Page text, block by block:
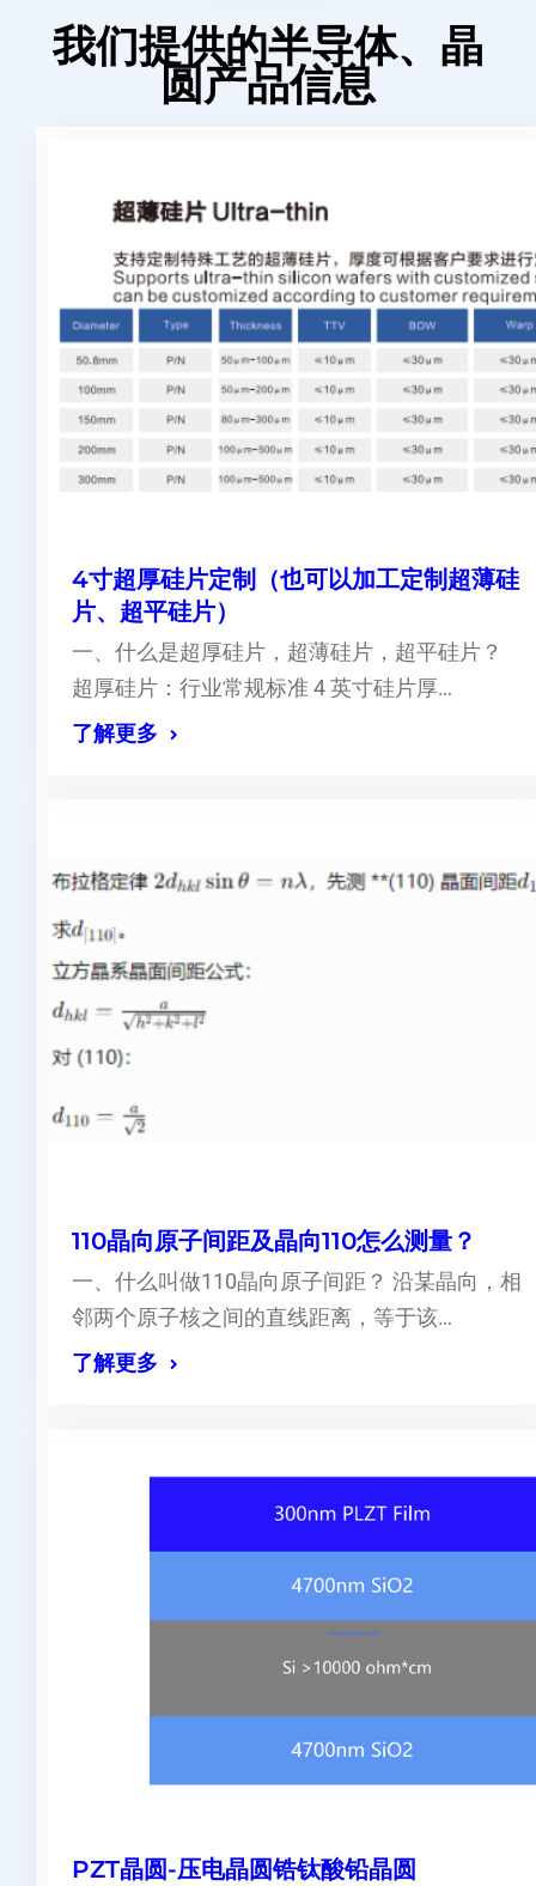
我们提供的半导体、晶
圆产品信息
4寸超厚硅片定制（也可以加工定制超薄硅
片、超平硅片）
一、什么是超厚硅片，超薄硅片，超平硅片？
超厚硅片：行业常规标准 4 英寸硅片厚…
了解更多
110晶向原子间距及晶向110怎么测量？
一、什么叫做110晶向原子间距？ 沿某晶向，相
邻两个原子核之间的直线距离，等于该…
了解更多
PZT晶圆-压电晶圆锆钛酸铅晶圆